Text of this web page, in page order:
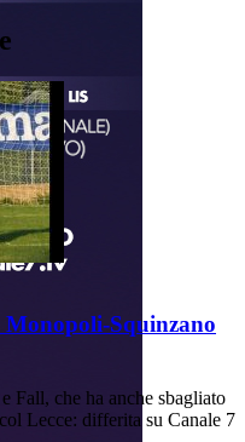
Squinzano
Fall, che ha anche sbagliato
Lecce: differita su Canale 7